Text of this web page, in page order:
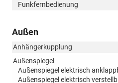
Funkfernbedienung
Außen
Anhängerkupplung
Außenspiegel
Außenspiegel elektrisch
Außenspiegel elektrisch